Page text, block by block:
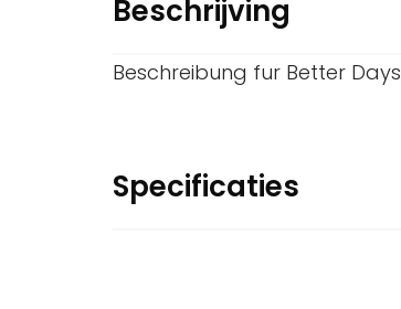
Beschrijving
Beschreibung fur Better Days
Specificaties